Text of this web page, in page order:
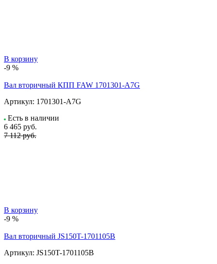
В корзину
-9 %
Вал вторичный КПП FAW 1701301-A7G
Артикул: 1701301-A7G
Есть в наличии
6 465 руб.
7 112 руб.
В корзину
-9 %
Вал вторичный JS150T-1701105B
Артикул: JS150T-1701105B